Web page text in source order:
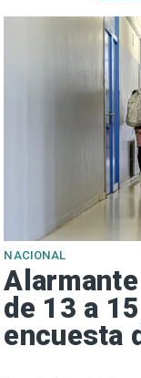
NACIONAL
de 13 a
encuesta